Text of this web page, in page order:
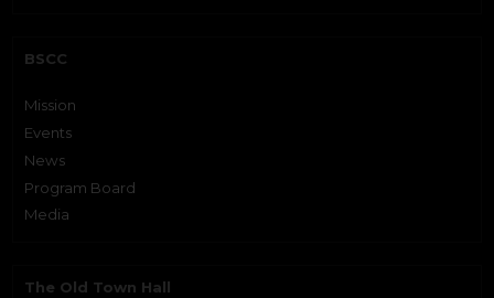
BSCC
Mission
Events
News
Program Board
Media
The Old Town Hall